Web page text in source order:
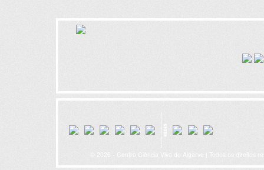
© 2026 - Centro Ciência Viva do Algarve | Todos os direitos